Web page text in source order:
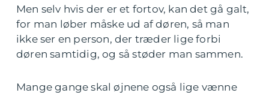
Men selv hvis der er et fortov, kan det gå galt,
for man løber måske ud af døren, så man
ikke ser en person, der træder lige forbi
døren samtidig, og så støder man sammen.
Mange gange skal øjnene også lige vænne